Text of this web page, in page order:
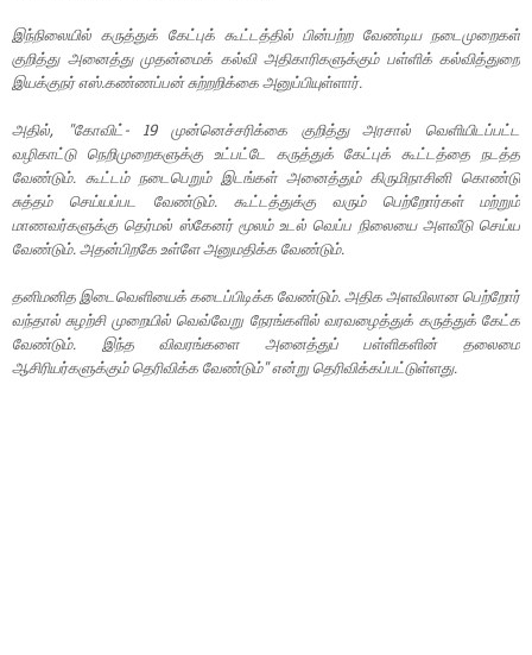
இந்நிலையில் கருத்துக் கேட்புக் கூட்டத்தில் பின்பற்ற வேண்டிய நடைமுறைகள்
குறித்து அனைத்து முதன்மைக் கல்வி அதிகாரிகளுக்கும் பள்ளிக் கல்வித்துறை
இயக்குநர் எஸ்.கண்ணப்பன் சுற்றறிக்கை அனுப்பியுள்ளார்.
அதில், ''கோவிட்- 19 முன்னெச்சரிக்கை குறித்து அரசால் வெளியிடப்பட்ட
வழிகாட்டு நெறிமுறைகளுக்கு உட்பட்டே கருத்துக் கேட்புக் கூட்டத்தை நடத்த
வேண்டும். கூட்டம் நடைபெறும் இடங்கள் அனைத்தும் கிருமிநாசினி கொண்டு
சுத்தம் செய்யப்பட வேண்டும். கூட்டத்துக்கு வரும் பெற்றோர்கள் மற்றும்
மாணவர்களுக்கு தெர்மல் ஸ்கேனர் மூலம் உடல் வெப்ப நிலையை அளவீடு செய்ய
வேண்டும். அதன்பிறகே உள்ளே அனுமதிக்க வேண்டும்.
தனிமனித இடைவெளியைக் கடைப்பிடிக்க வேண்டும். அதிக அளவிலான பெற்றோர்
வந்தால் சுழற்சி முறையில் வெவ்வேறு நேரங்களில் வரவழைத்துக் கருத்துக் கேட்க
வேண்டும். இந்த விவரங்களை அனைத்துப் பள்ளிகளின் தலைமை
ஆசிரியர்களுக்கும் தெரிவிக்க வேண்டும்'' என்று தெரிவிக்கப்பட்டுள்ளது.